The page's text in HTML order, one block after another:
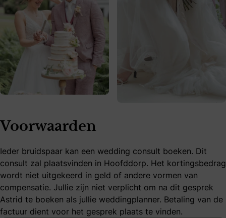
Voorwaarden
Ieder bruidspaar kan een wedding consult boeken. Dit
consult zal plaatsvinden in Hoofddorp. Het kortingsbedrag
wordt niet uitgekeerd in geld of andere vormen van
compensatie. Jullie zijn niet verplicht om na dit gesprek
Astrid te boeken als jullie weddingplanner. Betaling van de
factuur dient voor het gesprek plaats te vinden.